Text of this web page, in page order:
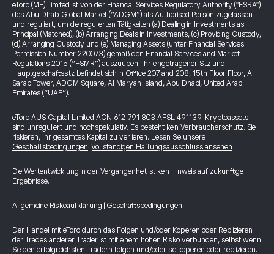
eToro (ME) Limited ist von der Financial Services Regulatory Authority ("FSRA")
des Abu Dhabi Global Market (“ADGM”) als Authorised Person zugelassen
und reguliert, um die regulierten Tätigkeiten (a) Dealing in Investments as
Principal (Matched), (b) Arranging Deals in Investments, (c) Providing Custody,
(d) Arranging Custody und (e) Managing Assets (unter Financial Services
Permission Number 220073) gemäß den Financial Services and Market
Regulations 2015 (“FSMR”) auszuüben. Ihr eingetragener Sitz und
Hauptgeschäftssitz befindet sich in Office 207 and 208, 15th Floor Floor, Al
Sarab Tower, ADGM Square, Al Maryah Island, Abu Dhabi, United Arab
Emirates (“UAE”).
eToro AUS Capital Limited ACN 612 791 803 AFSL 491139. Kryptoassets
sind unreguliert und hochspekulativ. Es besteht kein Verbraucherschutz. Sie
riskieren, Ihr gesamtes Kapital zu verlieren. Lesen Sie unsere
Geschäftsbedingungen.Vollständigen Haftungsausschluss ansehen
Die Wertentwicklung in der Vergangenheit ist kein Hinweis auf zukünftige
Ergebnisse.
Allgemeine Risikoaufklärung Geschäftsbedingungen
Der Handel mit eToro durch das Folgen und/oder Kopieren oder Replizieren
der Trades anderer Trader ist mit einem hohen Risiko verbunden, selbst wenn
Sie den erfolgreichsten Tradern folgen und/oder sie kopieren oder replizieren.